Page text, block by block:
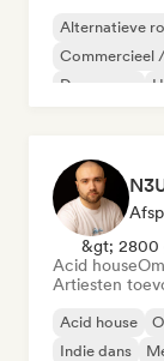
Alternatieve
Commercieel
Droompop
&gt; 2800
Acid house
Artiesten
Acid house
Indie dans